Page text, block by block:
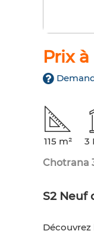
Prix
115 m² 3
Chotrana
S2 Neuf
Découvrez